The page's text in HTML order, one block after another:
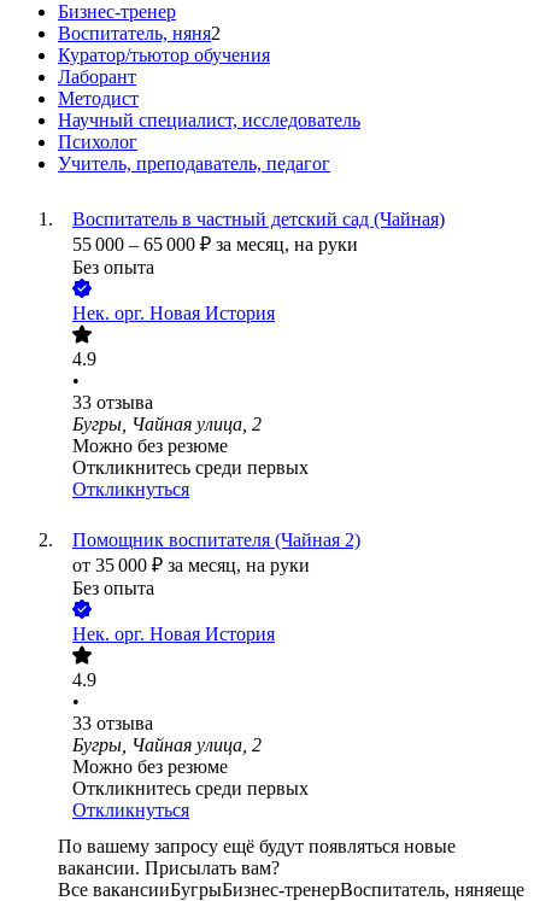
Бизнес-тренер
Воспитатель, няня2
Куратор/тьютор обучения
Лаборант
Методист
Научный специалист, исследователь
Психолог
Учитель, преподаватель, педагог
Воспитатель в частный детский сад (Чайная)
55 000 – 65 000 ₽ за месяц, на руки
Без опыта
Нек. орг. Новая История
4.9
•
33 отзыва
Бугры, Чайная улица, 2
Можно без резюме
Откликнитесь среди первых
Откликнуться
Помощник воспитателя (Чайная 2)
от 35 000 ₽ за месяц, на руки
Без опыта
Нек. орг. Новая История
4.9
•
33 отзыва
Бугры, Чайная улица, 2
Можно без резюме
Откликнитесь среди первых
Откликнуться
По вашему запросу ещё будут появляться новые
вакансии. Присылать вам?
Все вакансииБугрыБизнес-тренерВоспитатель, няняеще